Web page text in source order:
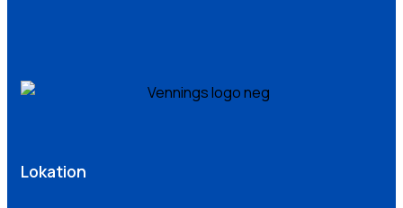
Lokation